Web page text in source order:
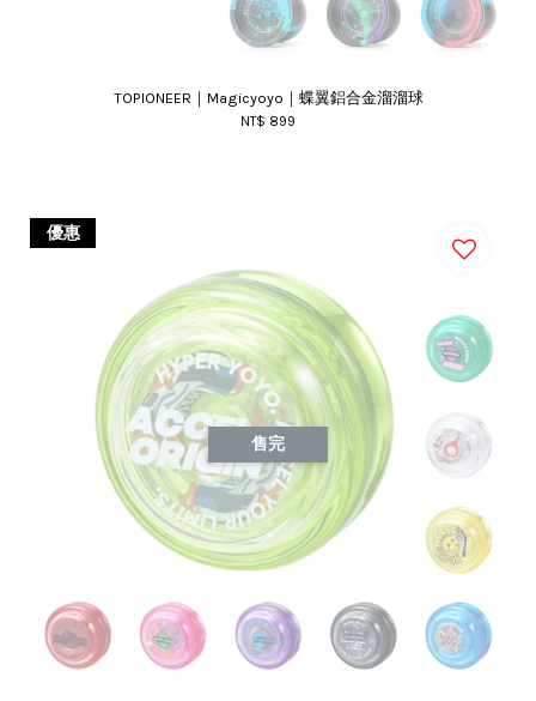
TOPIONEER｜Magicyoyo｜蝶翼鋁合金溜溜球
NT$ 899
優惠
售完